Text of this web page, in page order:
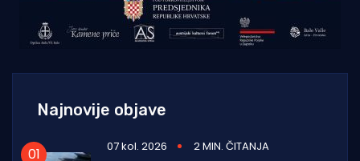
Najnovije objave
07 kol. 2026
2 MIN. ČITANJA